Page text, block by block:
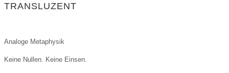
TRANSLUZENT
Analoge Metaphysik
Keine Nullen. Keine Einsen.